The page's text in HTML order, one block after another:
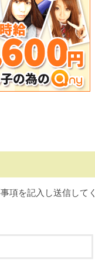
項を記入し送信してく